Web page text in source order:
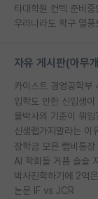
자유 게시판(아무
카이스트 경영공학부
입학도 안한 신입생
물박사의 기준이 뭐임
신생랩가지말라는 이
장학금 모은 랩비통장
AI 학회들 거품 슬슬
논문 IF vs JCR